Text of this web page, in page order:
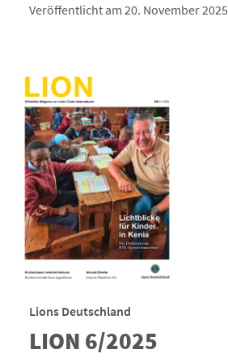
Veröffentlicht am 20. November 2025
Lions Deutschland
LION 6/2025